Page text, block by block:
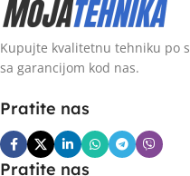
Kupujte kvalitetnu tehniku po
sa garancijom kod nas.
Pratite nas
Pratite nas